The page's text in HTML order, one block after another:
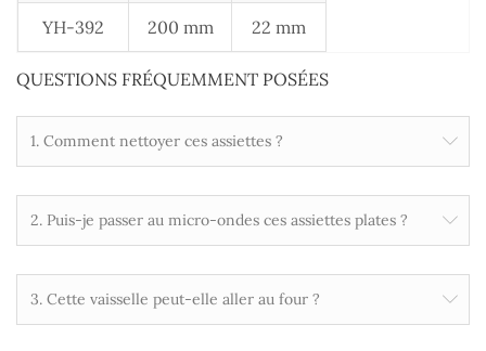
YH-392 200 mm 22 mm
QUESTIONS FRÉQUEMMENT POSÉES
1. Comment nettoyer ces assiettes ?
2. Puis-je passer au micro-ondes ces assiettes plates ?
3. Cette vaisselle peut-elle aller au four ?